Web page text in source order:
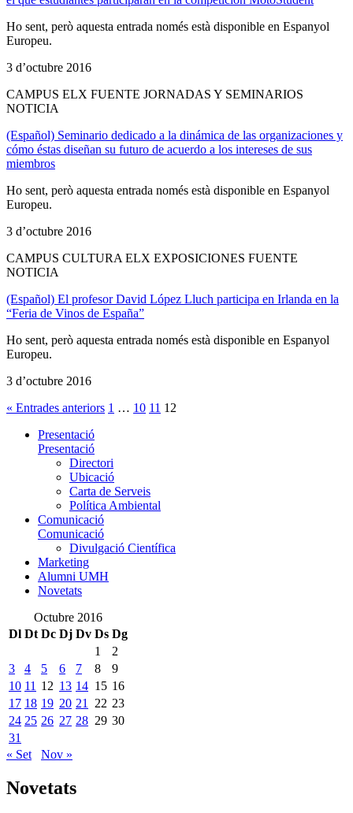
Ho sent, però aquesta entrada només està disponible en Espanyol
Europeu.
3 d’octubre 2016
CAMPUS ELX FUENTE JORNADAS Y SEMINARIOS
NOTICIA
(Español) Seminario dedicado a la dinámica de las organizaciones y
cómo éstas diseñan su futuro de acuerdo a los intereses de sus
miembros
Ho sent, però aquesta entrada només està disponible en Espanyol
Europeu.
3 d’octubre 2016
CAMPUS CULTURA ELX EXPOSICIONES FUENTE
NOTICIA
(Español) El profesor David López Lluch participa en Irlanda en la
“Feria de Vinos de España”
Ho sent, però aquesta entrada només està disponible en Espanyol
Europeu.
3 d’octubre 2016
« Entrades anteriors 1 … 10 11 12
Presentació
Presentació
Directori
Ubicació
Carta de Serveis
Política Ambiental
Comunicació
Comunicació
Divulgació Científica
Marketing
Alumni UMH
Novetats
Octubre 2016
Dl Dt Dc Dj Dv Ds Dg
1
2
3
4 5 6 7 8
9
10 11 12 13 14 15 16
17 18 19 20 21 22 23
24 25 26 27 28 29 30
31
« Set
Nov »
Novetats